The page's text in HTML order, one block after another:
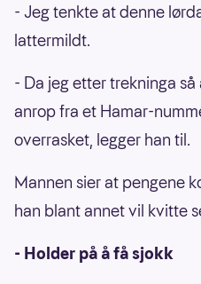
- Jeg tenkte at denne
lattermildt.
- Da jeg etter trekninga
anrop fra et Hamar-
overrasket, legger han til.
Mannen sier at pengene
han blant annet vil kvitte
- Holder på å få sjokk